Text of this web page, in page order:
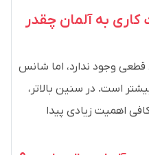
به آلمان چقدر
وجود ندارد، اما شانس
افراد زیر ۴۵ سال بیشتر است. در سنین بالاتر،
اهمیت زیادی پیدا